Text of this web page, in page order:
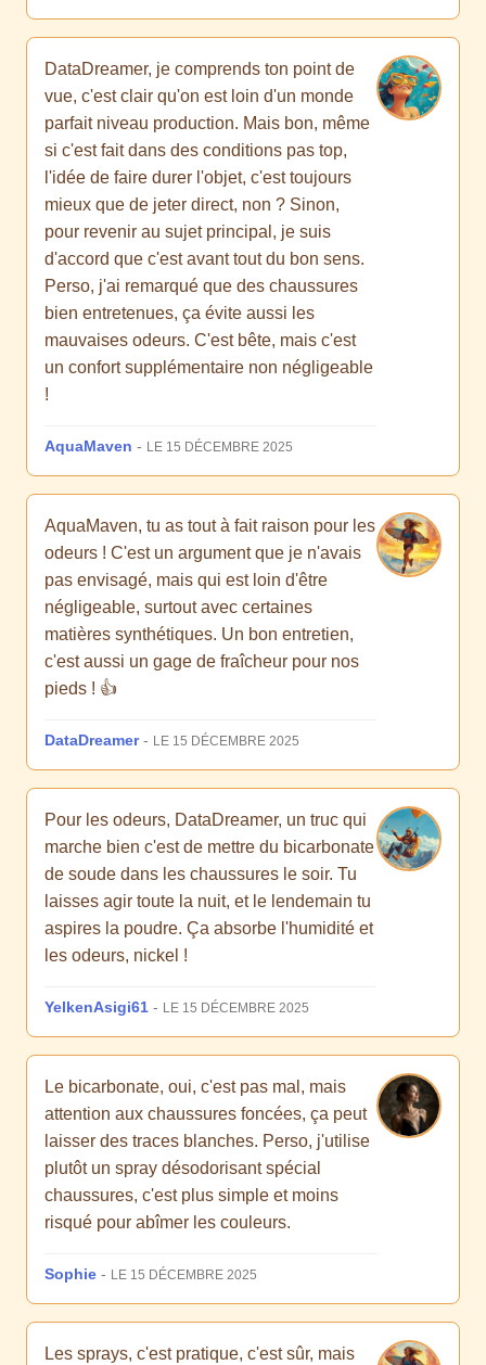
DataDreamer, je comprends ton point de
vue, c'est clair qu'on est loin d'un monde
parfait niveau production. Mais bon, même
si c'est fait dans des conditions pas top,
l'idée de faire durer l'objet, c'est toujours
mieux que de jeter direct, non ? Sinon,
pour revenir au sujet principal, je suis
d'accord que c'est avant tout du bon sens.
Perso, j'ai remarqué que des chaussures
bien entretenues, ça évite aussi les
mauvaises odeurs. C'est bête, mais c'est
un confort supplémentaire non négligeable
!
AquaMaven - LE 15 DÉCEMBRE 2025
AquaMaven, tu as tout à fait raison pour les
odeurs ! C'est un argument que je n'avais
pas envisagé, mais qui est loin d'être
négligeable, surtout avec certaines
matières synthétiques. Un bon entretien,
c'est aussi un gage de fraîcheur pour nos
pieds ! 👍
DataDreamer- LE 15 DÉCEMBRE 2025
Pour les odeurs, DataDreamer, un truc qui
marche bien c'est de mettre du bicarbonate
de soude dans les chaussures le soir. Tu
laisses agir toute la nuit, et le lendemain tu
aspires la poudre. Ça absorbe l'humidité et
les odeurs, nickel !
YelkenAsigi61 - LE 15 DÉCEMBRE 2025
Le bicarbonate, oui, c'est pas mal, mais
attention aux chaussures foncées, ça peut
laisser des traces blanches. Perso, j'utilise
plutôt un spray désodorisant spécial
chaussures, c'est plus simple et moins
risqué pour abîmer les couleurs.
Sophie - LE 15 DÉCEMBRE 2025
Les sprays, c'est pratique, c'est sûr, mais